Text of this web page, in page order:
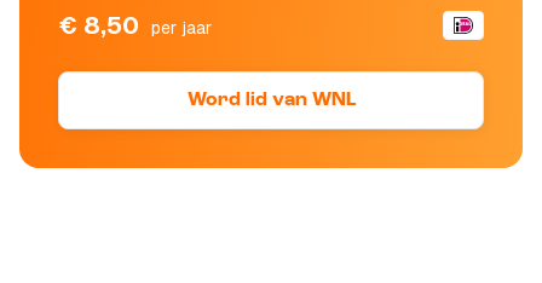
€ 8,50 per jaar
Word lid van WNL